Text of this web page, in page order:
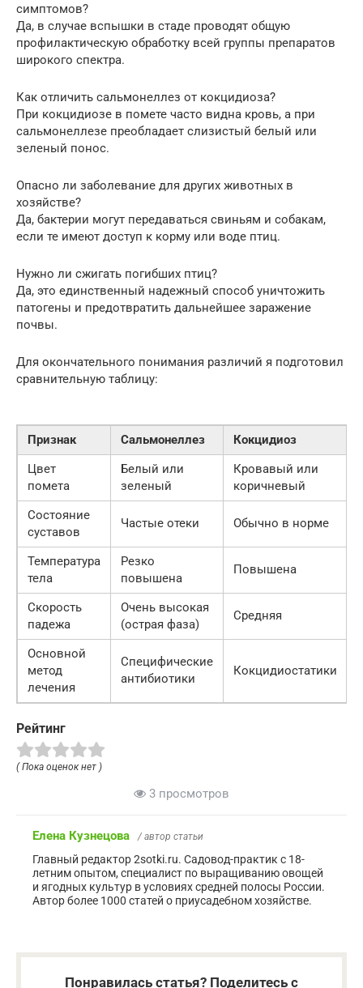
симптомов?
Да, в случае вспышки в стаде проводят общую
профилактическую обработку всей группы препаратов
широкого спектра.
Как отличить сальмонеллез от кокцидиоза?
При кокцидиозе в помете часто видна кровь, а при
сальмонеллезе преобладает слизистый белый или
зеленый понос.
Опасно ли заболевание для других животных в
хозяйстве?
Да, бактерии могут передаваться свиньям и собакам,
если те имеют доступ к корму или воде птиц.
Нужно ли сжигать погибших птиц?
Да, это единственный надежный способ уничтожить
патогены и предотвратить дальнейшее заражение
почвы.
Для окончательного понимания различий я подготовил
сравнительную таблицу:
Признак Сальмонеллез Кокцидиоз
Цвет
помета
Белый или
зеленый
Кровавый или
коричневый
Состояние
суставов
Частые отеки Обычно в норме
Температура
тела
Резко
повышена
Повышена
Скорость
падежа
Очень высокая
(острая фаза)
Средняя
Основной
метод
лечения
Специфические
антибиотики
Кокцидиостатики
Рейтинг
( Пока оценок нет )
3 просмотров
Елена Кузнецова / автор статьи
Главный редактор 2sotki.ru. Садовод-практик с 18-
летним опытом, специалист по выращиванию овощей
и ягодных культур в условиях средней полосы России.
Автор более 1000 статей о приусадебном хозяйстве.
Понравилась статья? Поделитесь с